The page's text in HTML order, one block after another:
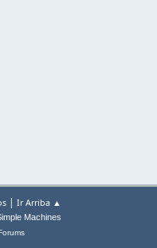
| Ir Arriba ▲
Machines